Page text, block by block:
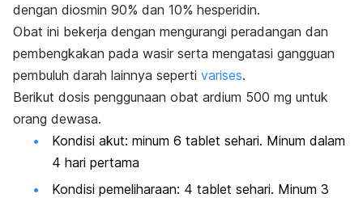
dengan diosmin 90% dan 10% hesperidin.
Obat ini bekerja dengan mengurangi peradangan dan
pembengkakan pada wasir serta mengatasi gangguan
pembuluh darah lainnya seperti varises.
Berikut dosis penggunaan obat ardium 500 mg untuk
orang dewasa.
Kondisi akut: minum 6 tablet sehari. Minum dalam
4 hari pertama
Kondisi pemeliharaan: 4 tablet sehari. Minum 3